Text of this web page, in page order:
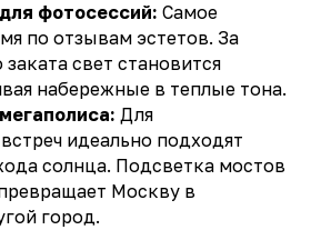
фотосессий: Самое
по отзывам эстетов. За
свет становится
набережные в теплые тона.
Для
идеально подходят
солнца. Подсветка мостов
Москву в
город.